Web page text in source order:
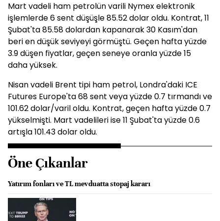
Mart vadeli ham petrolün varili Nymex elektronik
işlemlerde 6 sent düşüşle 85.52 dolar oldu. Kontrat, 11
Şubat'ta 85.58 dolardan kapanarak 30 Kasım'dan
beri en düşük seviyeyi görmüştü. Geçen hafta yüzde
3.9 düşen fiyatlar, geçen seneye oranla yüzde 15
daha yüksek.
Nisan vadeli Brent tipi ham petrol, Londra'daki ICE
Futures Europe'ta 68 sent veya yüzde 0.7 tırmandı ve
101.62 dolar/varil oldu. Kontrat, geçen hafta yüzde 0.7
yükselmişti. Mart vadelileri ise 11 Şubat'ta yüzde 0.6
artışla 101.43 dolar oldu.
Öne Çıkanlar
Yatırım fonları ve TL mevduatta stopaj kararı